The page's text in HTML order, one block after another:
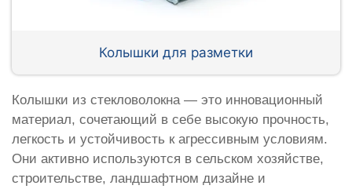
Колышки для разметки
Колышки из стекловолокна — это инновационный
материал, сочетающий в себе высокую прочность,
легкость и устойчивость к агрессивным условиям.
Они активно используются в сельском хозяйстве,
строительстве, ландшафтном дизайне и